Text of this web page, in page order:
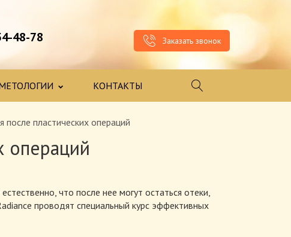
48-78 Заказать звонок
КОНТАКТЫ
после пластических операций
операций
что после нее могут остаться отеки,
проводят специальный курс эффективных